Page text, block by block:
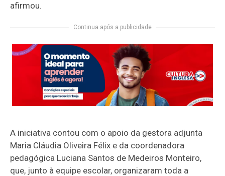
afirmou.
Continua após a publicidade
A iniciativa contou com o apoio da gestora adjunta
Maria Cláudia Oliveira Félix e da coordenadora
pedagógica Luciana Santos de Medeiros Monteiro,
que, junto à equipe escolar, organizaram toda a